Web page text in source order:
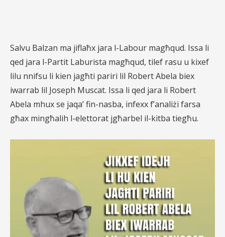
Salvu Balzan ma jiflaħx jara l-Labour magħqud. Issa li
qed jara l-Partit Laburista magħqud, tilef rasu u kixef
lilu nnifsu li kien jagħti pariri lil Robert Abela biex
iwarrab lil Joseph Muscat. Issa li qed jara li Robert
Abela mhux se jaqa’ fin-nasba, infexx f’analiżi farsa
għax mingħalih l-elettorat jgħarbel il-kitba tiegħu.